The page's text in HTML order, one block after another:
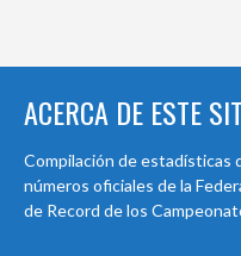
ACERCA DE ESTE
Compilación de estadísticas
números oficiales de la
de Record de los